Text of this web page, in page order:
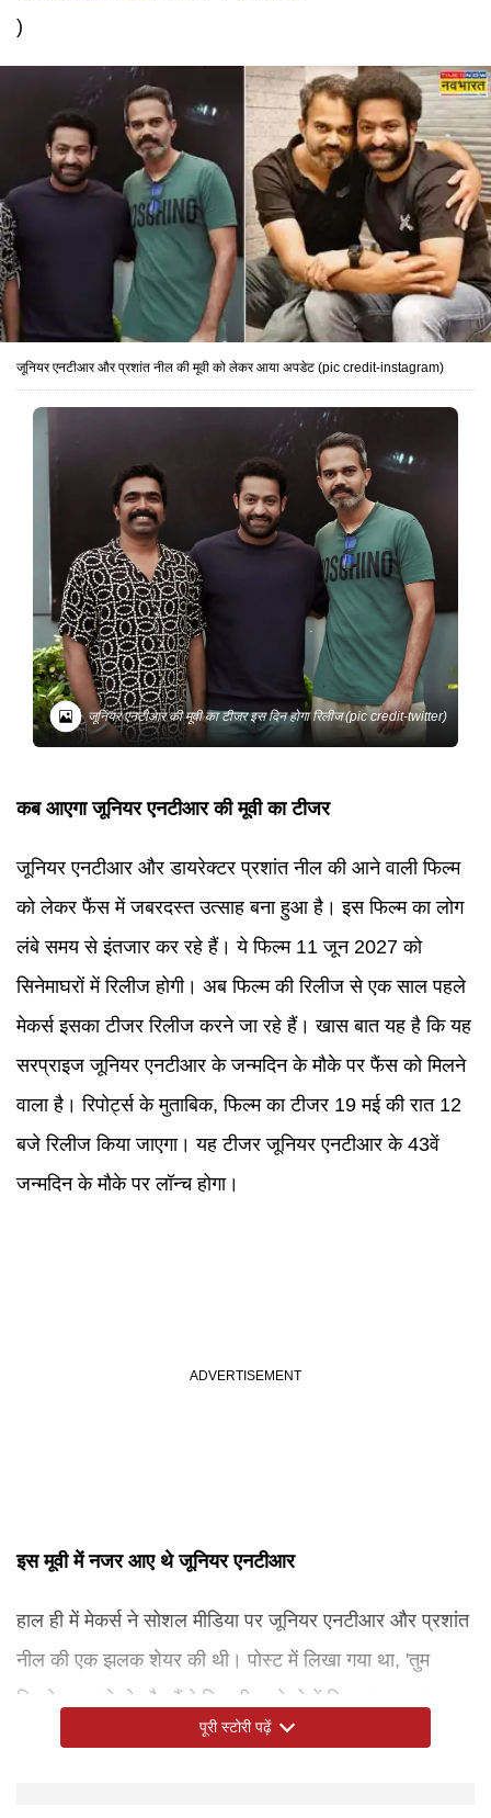
)
जूनियर एनटीआर और प्रशांत नील की मूवी को लेकर आया अपडेट (pic credit-instagram)
जूनियर एनटीआर की मूवी का टीजर इस दिन होगा रिलीज (pic credit-twitter)
कब आएगा जूनियर एनटीआर की मूवी का टीजर
जूनियर एनटीआर और डायरेक्टर प्रशांत नील की आने वाली फिल्म
को लेकर फैंस में जबरदस्त उत्साह बना हुआ है। इस फिल्म का लोग
लंबे समय से इंतजार कर रहे हैं। ये फिल्म 11 जून 2027 को
सिनेमाघरों में रिलीज होगी। अब फिल्म की रिलीज से एक साल पहले
मेकर्स इसका टीजर रिलीज करने जा रहे हैं। खास बात यह है कि यह
सरप्राइज जूनियर एनटीआर के जन्मदिन के मौके पर फैंस को मिलने
वाला है। रिपोर्ट्स के मुताबिक, फिल्म का टीजर 19 मई की रात 12
बजे रिलीज किया जाएगा। यह टीजर जूनियर एनटीआर के 43वें
जन्मदिन के मौके पर लॉन्च होगा।
इस मूवी में नजर आए थे जूनियर एनटीआर
हाल ही में मेकर्स ने सोशल मीडिया पर जूनियर एनटीआर और प्रशांत
नील की एक झलक शेयर की थी। पोस्ट में लिखा गया था, 'तुम
बिजनेस जानते हो और मैं केमिस्ट्री… ये दोनों मिलकर सब कुछ
बदलने वाले हैं।' फिल्म का टीजर तेलुगु, हिंदी, कन्नड़, तमिल और
पूरी स्टोरी पढ़ें